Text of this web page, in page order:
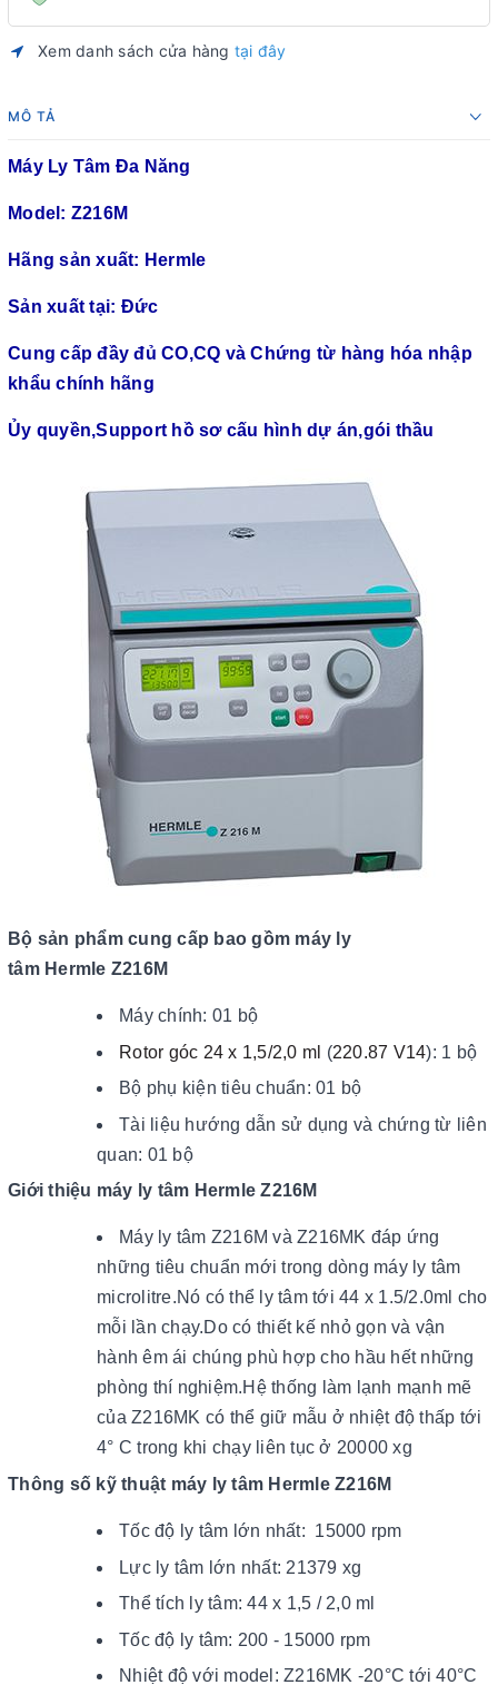
Xem danh sách cửa hàng tại đây
MÔ TẢ
Máy Ly Tâm Đa Năng
Model: Z216M
Hãng sản xuất: Hermle
Sản xuất tại: Đức
Cung cấp đầy đủ CO,CQ và Chứng từ hàng hóa nhập
khẩu chính hãng
Ủy quyền,Support hồ sơ cấu hình dự án,gói thầu
Bộ sản phẩm cung cấp bao gồm máy ly
tâm Hermle Z216M
Máy chính: 01 bộ
Rotor góc 24 x 1,5/2,0 ml (220.87 V14): 1 bộ
Bộ phụ kiện tiêu chuẩn: 01 bộ
Tài liệu hướng dẫn sử dụng và chứng từ liên
quan: 01 bộ
Giới thiệu máy ly tâm Hermle Z216M
Máy ly tâm Z216M và Z216MK đáp ứng
những tiêu chuẩn mới trong dòng máy ly tâm
microlitre.Nó có thể ly tâm tới 44 x 1.5/2.0ml cho
mỗi lần chạy.Do có thiết kế nhỏ gọn và vận
hành êm ái chúng phù hợp cho hầu hết những
phòng thí nghiệm.Hệ thống làm lạnh mạnh mẽ
của Z216MK có thể giữ mẫu ở nhiệt độ thấp tới
4° C trong khi chạy liên tục ở 20000 xg
Thông số kỹ thuật máy ly tâm Hermle Z216M
Tốc độ ly tâm lớn nhất: 15000 rpm
Lực ly tâm lớn nhất: 21379 xg
Thể tích ly tâm: 44 x 1,5 / 2,0 ml
Tốc độ ly tâm: 200 - 15000 rpm
Nhiệt độ với model: Z216MK -20°C tới 40°C